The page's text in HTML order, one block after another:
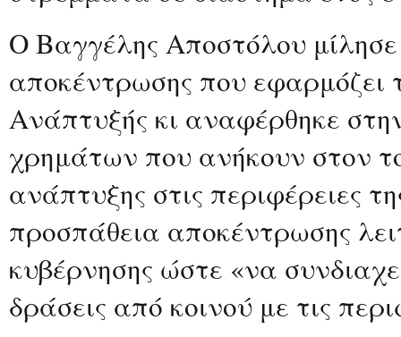
Ο Βαγγέλης Αποστόλου μίλησε
αποκέντρωσης που εφαρμόζει
Ανάπτυξής κι αναφέρθηκε
χρημάτων που ανήκουν στον
ανάπτυξης στις περιφέρειες
προσπάθεια αποκέντρωσης
κυβέρνησης ώστε «να
δράσεις από κοινού με τις